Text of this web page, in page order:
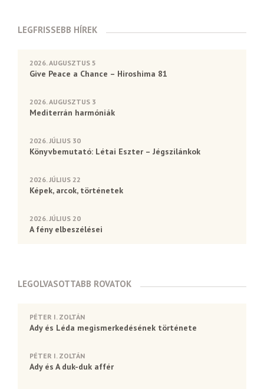
LEGFRISSEBB HÍREK
2026. AUGUSZTUS 5
Give Peace a Chance – Hiroshima 81
2026. AUGUSZTUS 3
Mediterrán harmóniák
2026. JÚLIUS 30
Könyvbemutató: Létai Eszter – Jégszilánkok
2026. JÚLIUS 22
Képek, arcok, történetek
2026. JÚLIUS 20
A fény elbeszélései
LEGOLVASOTTABB ROVATOK
PÉTER I. ZOLTÁN
Ady és Léda megismerkedésének története
PÉTER I. ZOLTÁN
Ady és A duk-duk affér